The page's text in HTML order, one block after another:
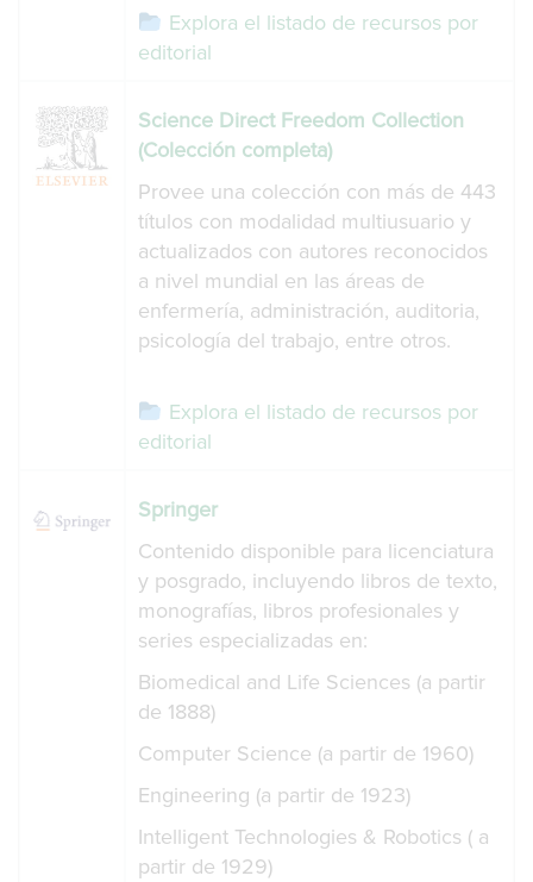
Explora el listado de recursos por
editorial
Science Direct Freedom Collection
(Colección completa)
Provee una colección con más de 443
títulos con modalidad multiusuario y
actualizados con autores reconocidos
a nivel mundial en las áreas de
enfermería, administración, auditoria,
psicología del trabajo, entre otros.
Explora el listado de recursos por
editorial
Springer
Contenido disponible para licenciatura
y posgrado, incluyendo libros de texto,
monografías, libros profesionales y
series especializadas en:
Biomedical and Life Sciences (a partir
de 1888)
Computer Science (a partir de 1960)
Engineering (a partir de 1923)
Intelligent Technologies & Robotics ( a
partir de 1929)